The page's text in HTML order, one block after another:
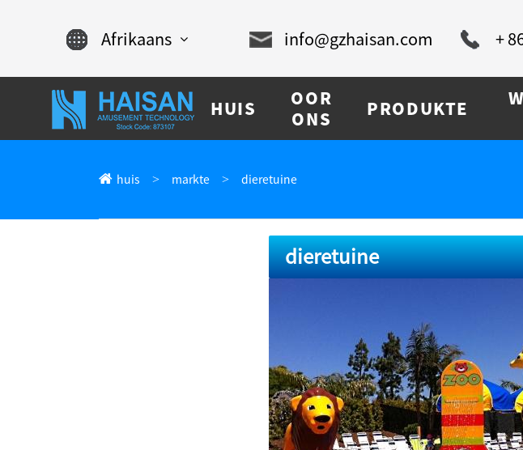
Afrikaans
Chinese
info@gzhaisan.com +
HUIS
OOR
ONS
PRODUKTE
huis markte dieretuine
dieretuine